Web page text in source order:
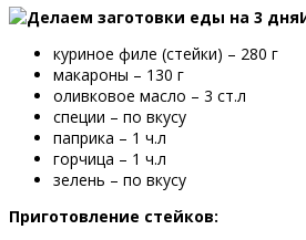
куриное филе (стейки) – 280 г
макароны – 130 г
оливковое масло – 3 ст.л
специи – по вкусу
паприка – 1 ч.л
горчица – 1 ч.л
зелень – по вкусу
Приготовление стейков: